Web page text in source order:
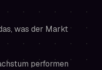
was der Markt
performen